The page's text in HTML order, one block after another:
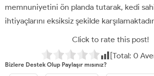
memnuniyetini ön planda tutarak, kedi
ihtiyaçlarını eksiksiz şekilde
Click to rate this post!
[Total: 0
Bizlere Destek Olup Paylaşır mısınız?